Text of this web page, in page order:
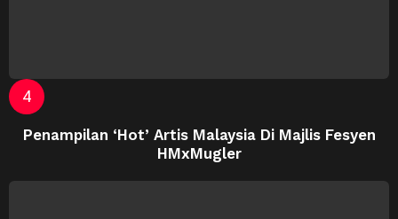
Penampilan ‘Hot’ Artis Malaysia Di Majlis Fesyen
HMxMugler